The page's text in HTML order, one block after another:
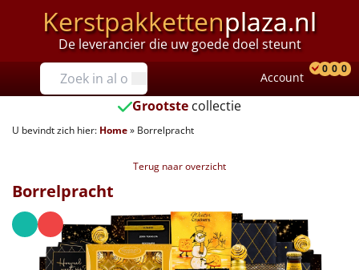
Kerstpakkettenplaza.nl
De leverancier die uw goede doel steunt
Prijzen
Tot €25
€25 tot €35
€40 tot €45
€45 tot €50
Account
0 0 0
Grootste collectie
U bevindt zich hier: Home» Borrelpracht
Terug naar overzicht
Borrelpracht